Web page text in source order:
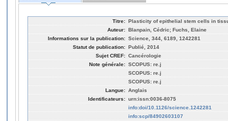
Titre: Plasticity of epithelial stem cells in
Auteur: Blanpain, Cédric; Fuchs, Elaine
Informations sur la publication: Science, 344, 6189, 1242281
Statut de publication: Publié, 2014
Sujet CREF: Cancérologie
Note générale: SCOPUS: re.j
SCOPUS: re.j
SCOPUS: re.j
Langue: Anglais
Identificateurs: urn:issn:0036-8075
info:doi/10.1126/science.1242281
info:scp/84902603107